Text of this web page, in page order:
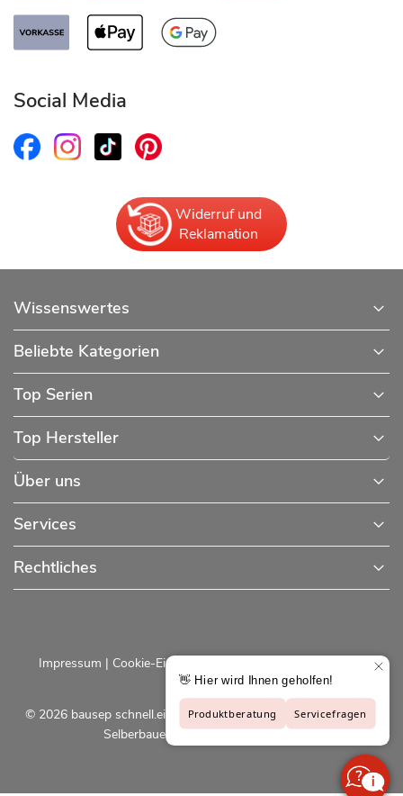
Social Media
Widerruf und
Reklamation
Wissenswertes
Beliebte Kategorien
Top Serien
Top Hersteller
Über uns
Services
Rechtliches
© 2026 bausep schnell.einfach.preiswert - Baustoffe online für
Selberbauer und Profis |bausep.de
Impressum | Cookie-Einstellungen